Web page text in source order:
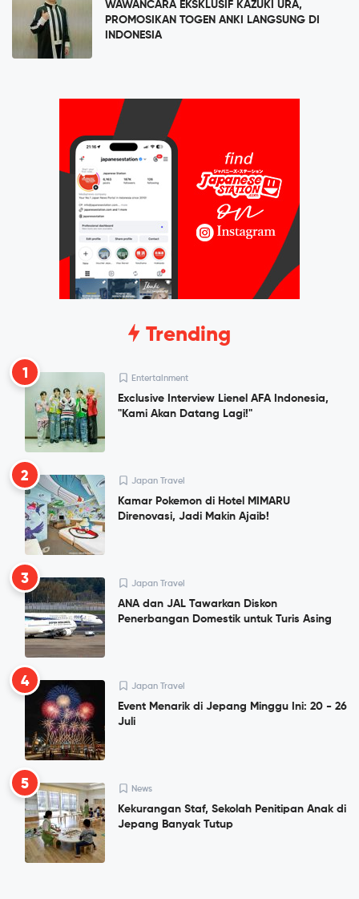
WAWANCARA EKSKLUSIF KAZUKI URA,
PROMOSIKAN TOGEN ANKI LANGSUNG DI
INDONESIA
Trending
1 Entertainment
Exclusive Interview Lienel AFA Indonesia,
"Kami Akan Datang Lagi!"
2 Japan Travel
Kamar Pokemon di Hotel MIMARU
Direnovasi, Jadi Makin Ajaib!
3 Japan Travel
ANA dan JAL Tawarkan Diskon
Penerbangan Domestik untuk Turis Asing
4 Japan Travel
Event Menarik di Jepang Minggu Ini: 20 - 26
Juli
5 News
Kekurangan Staf, Sekolah Penitipan Anak di
Jepang Banyak Tutup